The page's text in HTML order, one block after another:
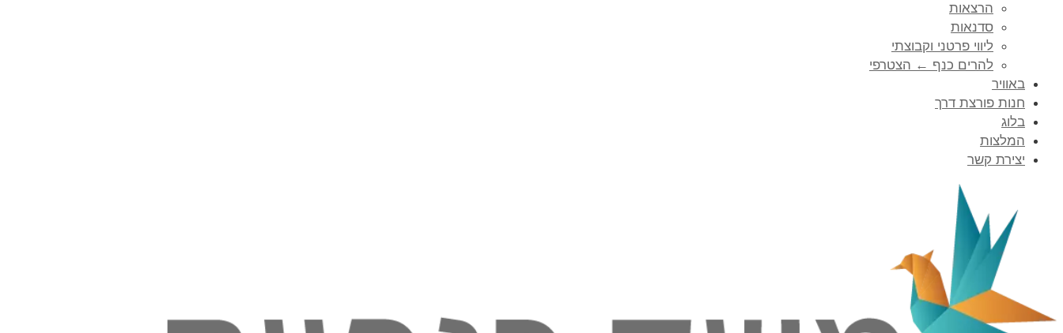
הרצאות
סדנאות
ליווי פרטני וקבוצתי
להרים כנף ← הצטרפי
באוויר
חנות פורצת דרך
בלוג
המלצות
יצירת קשר